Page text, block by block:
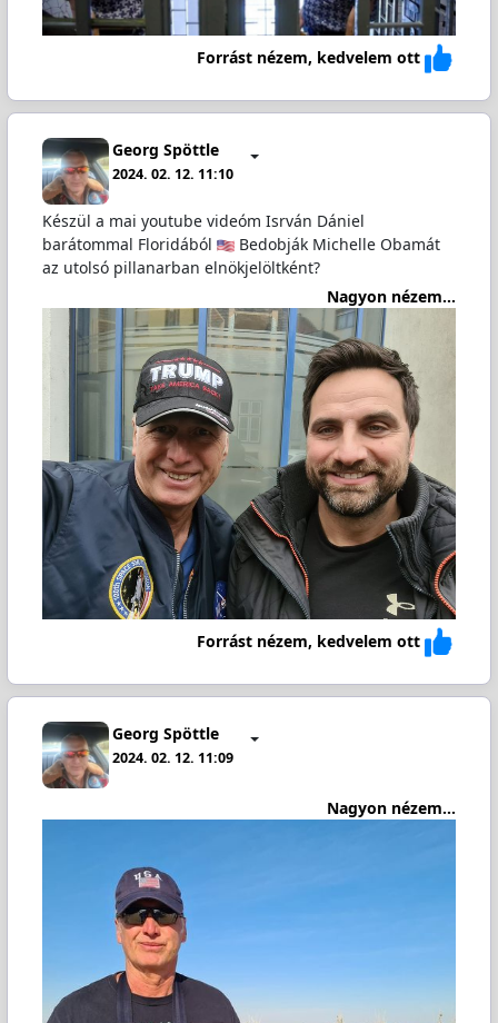
Forrást nézem, kedvelem ott
Georg Spöttle
2024. 02. 12. 11:10
Készül a mai youtube videóm Isrván Dániel
barátommal Floridából
Bedobják Michelle Obamát
az utolsó pillanarban elnökjelöltként?
Nagyon nézem...
Forrást nézem, kedvelem ott
Georg Spöttle
2024. 02. 12. 11:09
Nagyon nézem...